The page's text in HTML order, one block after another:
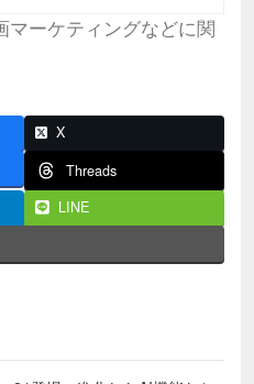
マーケティングなどに関
X
Threads
LINE